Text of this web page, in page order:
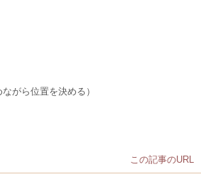
がら位置を決める）
この記事のURL